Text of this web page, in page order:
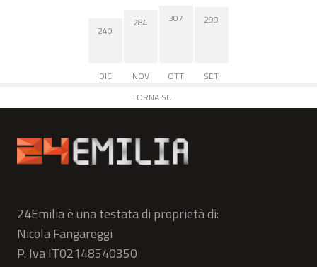
240
DIC
284
NOV
307
OTT
299
SET
TORNA SU
24Emilia è una testata di proprietà di:
Nicola Fangareggi
P. Iva IT02148540350